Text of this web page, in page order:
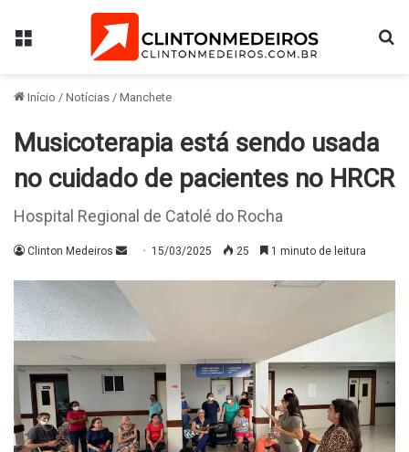
Menu
Início / Notícias / Manchete
Musicoterapia está sendo usada
no cuidado de pacientes no HRCR
Hospital Regional de Catolé do Rocha
Clinton Medeiros
Mande15/03/2025 25 1 minuto de leitura